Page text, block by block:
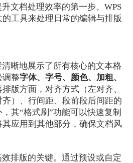
文档处理效率的第一步。WPS
工具来处理日常的编辑与排版
清晰地展示了所有核心的文本格
调整字体、字号、颜色、加粗、
版方面，对齐方式（左对齐、
）、行间距、段前段后间距的
其“格式刷”功能可以快速复制
应用到其他部分，确保文档风
排版的关键。通过预设或自定